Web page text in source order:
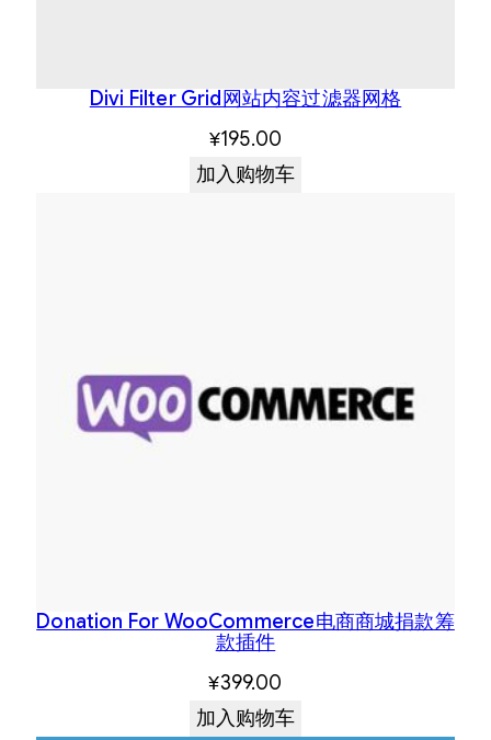
Divi Filter Grid网站内容过滤器网格
¥195.00
加入购物车
Donation For WooCommerce电商商城捐款筹
款插件
¥399.00
加入购物车